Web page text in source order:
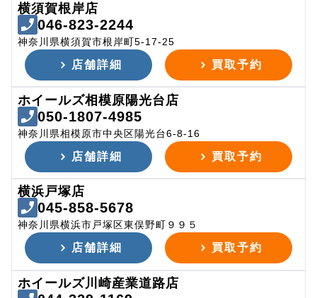
横須賀根岸店
046-823-2244
神奈川県横須賀市根岸町5-17-25
店舗詳細 買取予約
ホイールズ相模原陽光台店
050-1807-4985
神奈川県相模原市中央区陽光台6-8-16
店舗詳細 買取予約
横浜戸塚店
045-858-5678
神奈川県横浜市戸塚区東俣野町９９５
店舗詳細 買取予約
ホイールズ川崎産業道路店